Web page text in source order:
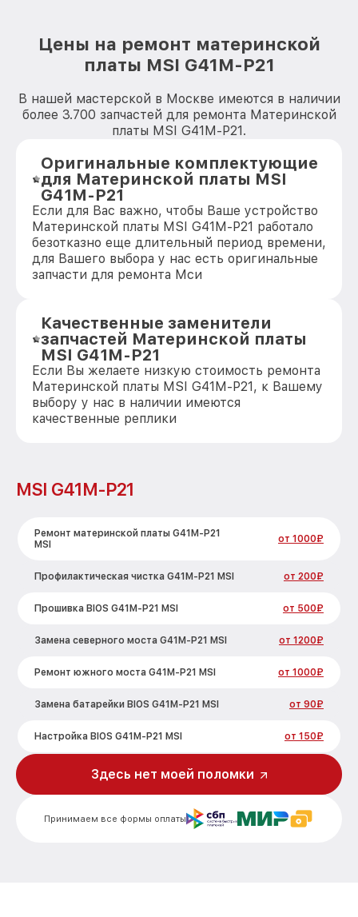
Цены на ремонт материнской
платы MSI G41M-P21
В нашей мастерской в Москве имеются в наличии
более 3.700 запчастей для ремонта Материнской
платы MSI G41M-P21.
Оригинальные комплектующие
для Материнской платы MSI
G41M-P21
Если для Вас важно, чтобы Ваше устройство
Материнской платы MSI G41M-P21 работало
безотказно еще длительный период времени,
для Вашего выбора у нас есть оригинальные
запчасти для ремонта Мси
Качественные заменители
запчастей Материнской платы
MSI G41M-P21
Если Вы желаете низкую стоимость ремонта
Материнской платы MSI G41M-P21, к Вашему
выбору у нас в наличии имеются
качественные реплики
MSI G41M-P21
Ремонт материнской платы G41M-P21
MSI
от 1000₽
Профилактическая чистка G41M-P21 MSI от 200₽
Прошивка BIOS G41M-P21 MSI от 500₽
Замена северного моста G41M-P21 MSI от 1200₽
Ремонт южного моста G41M-P21 MSI от 1000₽
Замена батарейки BIOS G41M-P21 MSI от 90₽
Настройка BIOS G41M-P21 MSI от 150₽
Принимаем все формы оплаты
Здесь нет моей поломки